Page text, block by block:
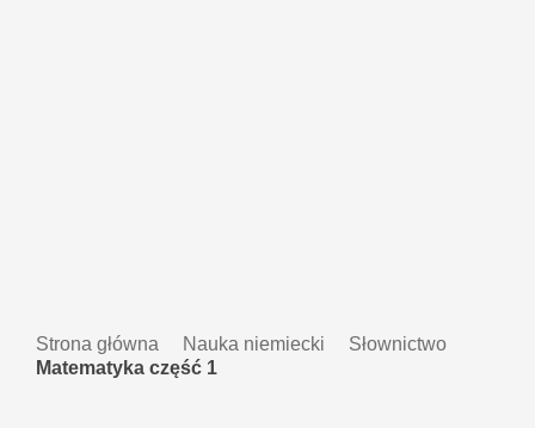
Strona główna Nauka niemiecki
Słownictwo
Matematyka część 1